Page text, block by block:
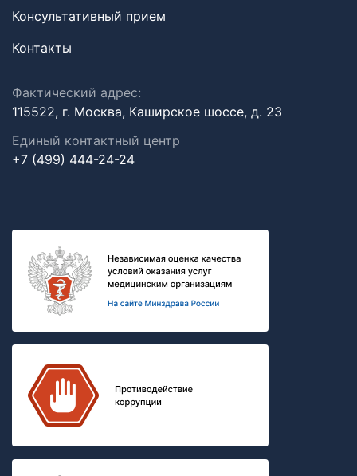
Консультативный прием
Контакты
Фактический адрес:
115522, г. Москва, Каширское шоссе, д. 23
Единый контактный центр
+7 (499) 444-24-24